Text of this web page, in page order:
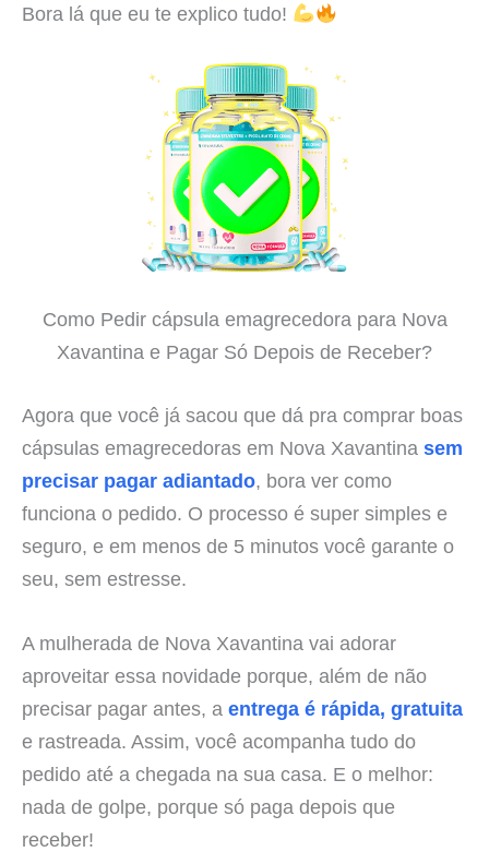
Bora lá que eu te explico tudo!
Como Pedir cápsula emagrecedora para Nova
Xavantina e Pagar Só Depois de Receber?
Agora que você já sacou que dá pra comprar boas
cápsulas emagrecedoras em Nova Xavantina sem
precisar pagar adiantado, bora ver como
funciona o pedido. O processo é super simples e
seguro, e em menos de 5 minutos você garante o
seu, sem estresse.
A mulherada de Nova Xavantina vai adorar
aproveitar essa novidade porque, além de não
precisar pagar antes, a entrega é rápida, gratuita
e rastreada. Assim, você acompanha tudo do
pedido até a chegada na sua casa. E o melhor:
nada de golpe, porque só paga depois que
receber!